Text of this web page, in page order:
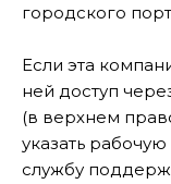
городского
Если эта
ней доступ
(в верхнем
указать
службу